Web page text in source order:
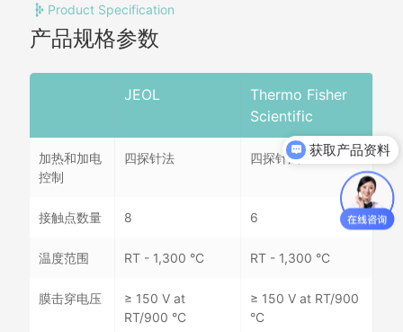
Product Specification
产品规格参数
JEOL
Thermo Fisher
Scientific
加热和加电
控制
四探针法 四探针法
接触点数量 8 6
温度范围 RT - 1,300 °C RT - 1,300 °C
膜击穿电压
≥ 150 V at
RT/900 °C
≥ 150 V at RT/900
°C
获取产品资料
获取报价单